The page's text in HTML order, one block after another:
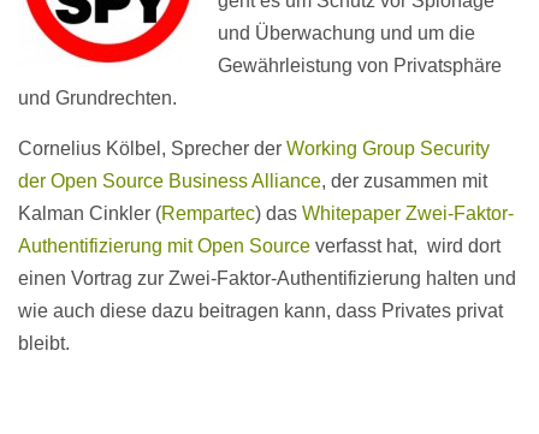
und Überwachung und um die
Gewährleistung von Privatsphäre
und Grundrechten.
Cornelius Kölbel, Sprecher der Working Group Security
der Open Source Business Alliance, der zusammen mit
Kalman Cinkler (Rempartec) das Whitepaper Zwei-Faktor-
Authentifizierung mit Open Source verfasst hat, wird dort
einen Vortrag zur Zwei-Faktor-Authentifizierung halten und
wie auch diese dazu beitragen kann, dass Privates privat
bleibt.